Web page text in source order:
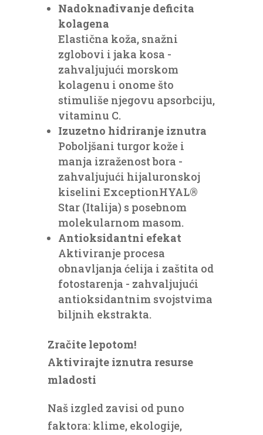
Nadoknađivanje deficita
kolagena
Elastična koža, snažni
zglobovi i jaka kosa -
zahvaljujući morskom
kolagenu i onome što
stimuliše njegovu apsorbciju,
vitaminu C.
Izuzetno hidriranje iznutra
Poboljšani turgor kože i
manja izraženost bora -
zahvaljujući hijaluronskoj
kiselini ExceptionHYAL®
Star (Italija) s posebnom
molekularnom masom.
Antioksidantni efekat
Aktiviranje procesa
obnavljanja ćelija i zaštita od
fotostarenja - zahvaljujući
antioksidantnim svojstvima
biljnih ekstrakta.
Zračite lepotom!
Aktivirajte iznutra resurse
mladosti
Naš izgled zavisi od puno
faktora: klime, ekologije,